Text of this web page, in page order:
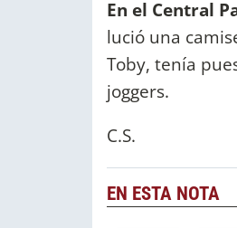
En el Central
lució una
Toby, tenía
joggers.
C.S.
EN ESTA NOTA